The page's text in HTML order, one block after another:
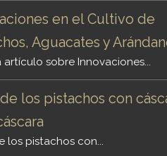
en el Cultivo de
Aguacates y
artículo sobre Innovaciones...
los pistachos con
los pistachos con...